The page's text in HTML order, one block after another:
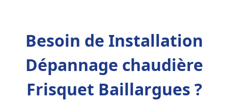
Besoin de Installation
Dépannage chaudière
Frisquet Baillargues ?